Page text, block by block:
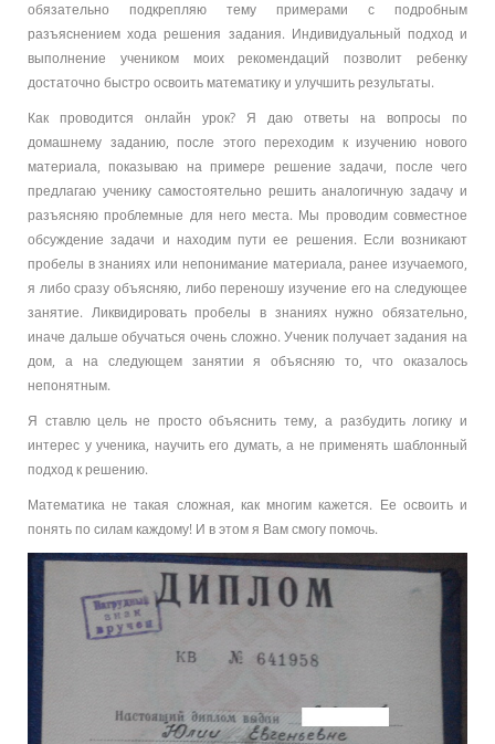
обязательно подкрепляю тему примерами с подробным
разъяснением хода решения задания. Индивидуальный подход и
выполнение учеником моих рекомендаций позволит ребенку
достаточно быстро освоить математику и улучшить результаты.
Как проводится онлайн урок? Я даю ответы на вопросы по
домашнему заданию, после этого переходим к изучению нового
материала, показываю на примере решение задачи, после чего
предлагаю ученику самостоятельно решить аналогичную задачу и
разъясняю проблемные для него места. Мы проводим совместное
обсуждение задачи и находим пути ее решения. Если возникают
пробелы в знаниях или непонимание материала, ранее изучаемого,
я либо сразу объясняю, либо переношу изучение его на следующее
занятие. Ликвидировать пробелы в знаниях нужно обязательно,
иначе дальше обучаться очень сложно. Ученик получает задания на
дом, а на следующем занятии я объясняю то, что оказалось
непонятным.
Я ставлю цель не просто объяснить тему, а разбудить логику и
интерес у ученика, научить его думать, а не применять шаблонный
подход к решению.
Математика не такая сложная, как многим кажется. Ее освоить и
понять по силам каждому! И в этом я Вам смогу помочь.